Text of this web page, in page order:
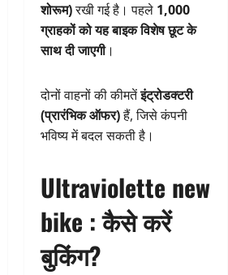
शोरूम)रखी गई है। पहले 1,000
ग्राहकों को यह बाइक विशेष छूट के
साथ दी जाएगी।
दोनों वाहनों की कीमतेंइंट्रोडक्टरी
(प्रारंभिक ऑफर)हैं, जिसे कंपनी
भविष्य में बदल सकती है।
Ultraviolette new
bike :कैसे करें
बुकिंग?